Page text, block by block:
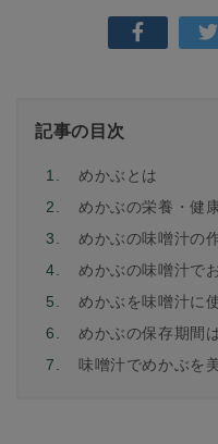
記事の目次
1.
めかぶとは
2.
めかぶの栄養・健
3.
めかぶの味噌汁の
4.
めかぶの味噌汁で
5.
めかぶを味噌汁に
6.
めかぶの保存期間
7.
味噌汁でめかぶを